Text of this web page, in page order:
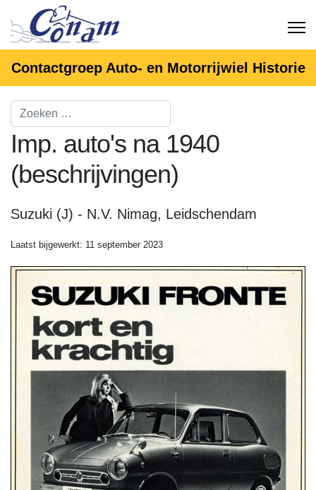
Contactgroep Auto- en Motorrijwiel Historie
Imp. auto's na 1940
(beschrijvingen)
Suzuki (J) - N.V. Nimag, Leidschendam
Laatst bijgewerkt: 11 september 2023